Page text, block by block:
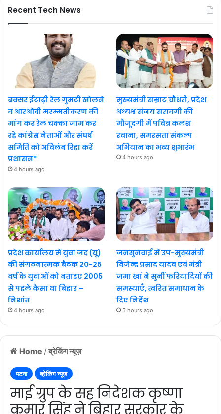
Home / ब्रेकिंग न्यूज़
पटना ब्रेकिंग न्यूज़
माई ग्रुप के सह निदेशक कृष्णा
कुमार सिंह ने बिहार सरकार के
Recent Tech News
बक्सर ईटाढ़ी रेल गुमटी खोलने
व आरओबी मरम्मतीकरण की
मांग कर रेल चक्का जाम कर
रहे कांग्रेस नेताओं और संघर्ष
समिति को अविलंब रिहा करें
प्रशासन*
4 hours ago
मुख्यमंत्री सम्राट चौधरी, प्रदेश
अध्यक्ष संजय सरावगी की
मौजूदगी में पवित्र कलश
रवाना, समरसता संकल्प
अभियान का भव्य शुभारंभ
4 hours ago
प्रदेश कार्यालय में युवा जद (यू)
की संगठनात्मक बैठक 20-25
वर्ष के युवाओं को बताइए 2005
से पहले कैसा था बिहार –
निशांत
4 hours ago
जनसुनवाई में उप-मुख्यमंत्री
विजेन्द्र प्रसाद यादव एवं मंत्री
जमा खां ने सुनीं फरियादियों की
समस्याएँ, त्वरित समाधान के
दिए निर्देश
5 hours ago